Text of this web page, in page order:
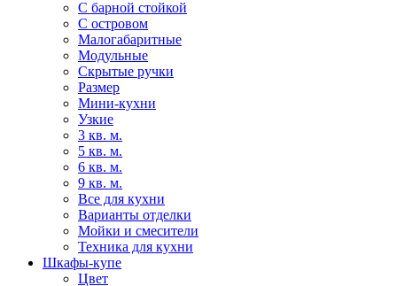
С барной стойкой
С островом
Малогабаритные
Модульные
Скрытые ручки
Размер
Мини-кухни
Узкие
3 кв. м.
5 кв. м.
6 кв. м.
9 кв. м.
Все для кухни
Варианты отделки
Мойки и смесители
Техника для кухни
Шкафы-купе
Цвет